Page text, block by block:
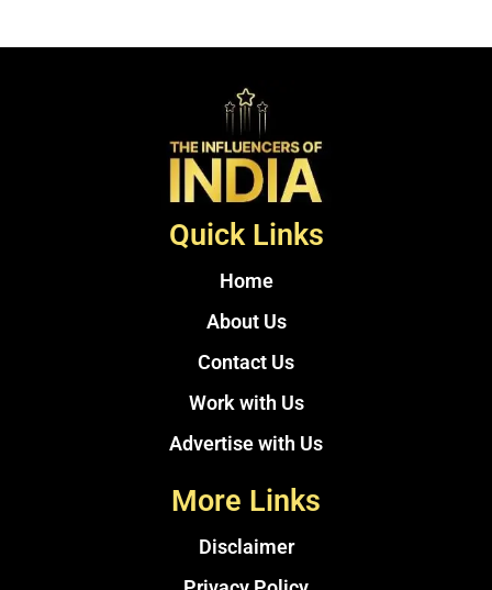
Quick Links
Home
About Us
Contact Us
Work with Us
Advertise with Us
More Links
Disclaimer